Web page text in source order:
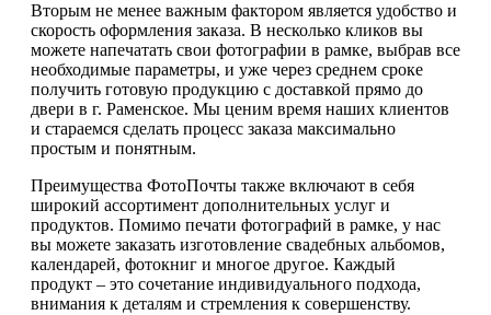
Вторым не менее важным фактором является удобство и
скорость оформления заказа. В несколько кликов вы
можете напечатать свои фотографии в рамке, выбрав все
необходимые параметры, и уже через среднем сроке
получить готовую продукцию с доставкой прямо до
двери в г. Раменское. Мы ценим время наших клиентов
и стараемся сделать процесс заказа максимально
простым и понятным.
Преимущества ФотоПочты также включают в себя
широкий ассортимент дополнительных услуг и
продуктов. Помимо печати фотографий в рамке, у нас
вы можете заказать изготовление свадебных альбомов,
календарей, фотокниг и многое другое. Каждый
продукт – это сочетание индивидуального подхода,
внимания к деталям и стремления к совершенству.